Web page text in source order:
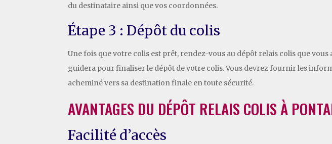
du destinataire ainsi que vos coordonnées.
Étape 3 : Dépôt du colis
Une fois que votre colis est prêt, rendez-vous au dépôt relais colis que
guidera pour finaliser le dépôt de votre colis. Vous devrez fournir les
acheminé vers sa destination finale en toute sécurité.
AVANTAGES DU DÉPÔT RELAIS COLIS À
Facilité d’accès